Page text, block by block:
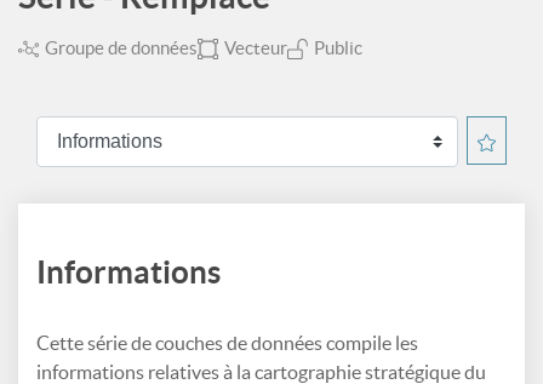
Groupe de données Vecteur Public
Informations
Cette série de couches de données compile les
informations relatives à la cartographie stratégique du